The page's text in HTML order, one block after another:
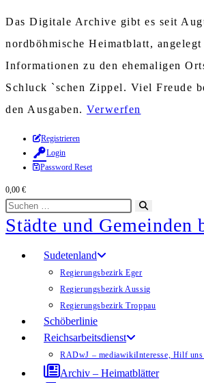
Das Digitale Archive gibt es seit
nordböhmische Heimatblatt,
Informationen zu den ehemaligen
Schluck `schen Zippel. Viel Freude
den Ausgaben. Verwerfen
Zum
Inhalt
springen
Registrieren
Login
Password Reset
0,00 €
Diese
Website
durchsuchen
starten
Städte und Gemeinden
Sudetenland
Regierungsbezirk Eger
Regierungsbezirk Aussig
Regierungsbezirk Troppau
Schöberlinie
Reichsarbeitsdienst
RADwJ – mediawikiInteresse, Hilf
Archiv – Heimatblätter